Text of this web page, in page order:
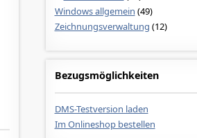
Windows allgemein (49)
Zeichnungsverwaltung (12)
Bezugsmöglichkeiten
DMS-Testversion laden
Im Onlineshop bestellen